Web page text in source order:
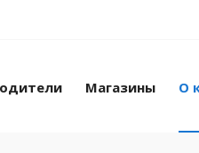
Магазины О